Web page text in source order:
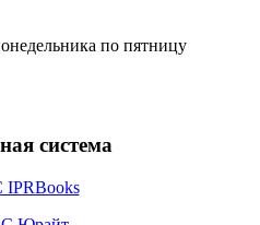
по пятницу
система